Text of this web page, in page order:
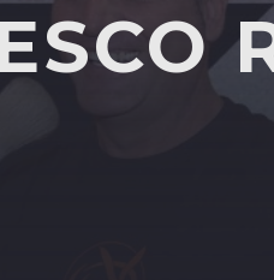
Matteo 7-4-2021